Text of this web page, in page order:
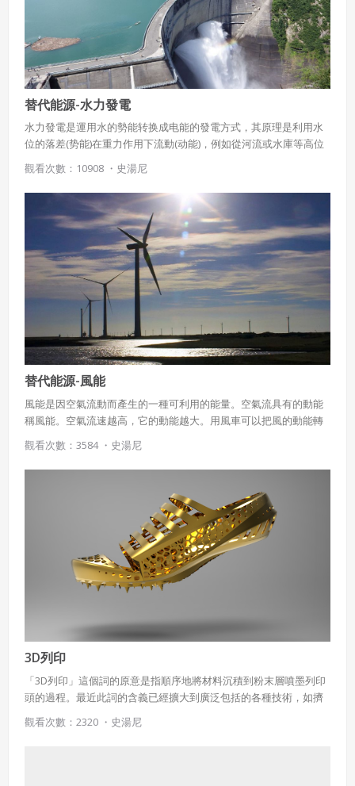
替代能源-水力發電
水力發電是運用水的勢能转换成电能的發電方式，其原理是利用水
位的落差(势能)在重力作用下流動(动能)，例如從河流或水庫等高位
水源引水流至較低位處，流的水流推動輪機使之旋轉，帶動發電機
發電。
觀看次數：10908 ・ 史湯尼
替代能源-風能
風能是因空氣流動而產生的一種可利用的能量。空氣流具有的動能
稱風能。空氣流速越高，它的動能越大。用風車可以把風的動能轉
化為有用的機械能；而用風力發動機可以把風的動能轉化爲有用的
電力，方法是透過傳動軸，將轉子（由以空氣動力推動的扇葉組
成）的旋轉動力傳送至發電機。全世界以風力產生的電力在2008年
時全球風力發電量已增長到佔總用電量3%。風能雖然對大多數國家
而言還不是主要的能源，但在2000年到2015年之間已經成長了二十
觀看次數：3584 ・ 史湯尼
3D列印
「3D列印」這個詞的原意是指順序地將材料沉積到粉末層噴墨列印
頭的過程。最近此詞的含義已經擴大到廣泛包括的各種技術，如擠
壓和燒結過程。技術標準一般使用「增量製造」這個術語來表達這
個廣泛含義，因在科技、醫療甚至衣著上皆有實驗成功的例子，為
觀看次數：2320 ・ 史湯尼
使用 Facebook 帳號登入
使用 Facebook 帳號註冊
使用 Google 帳號註冊
緣會員有意願吉寶知識系統（本系統），經註冊本
系統表示您同意會員合約：
授權內容：係指吉寶系統有限公司（吉寶系統公司）所有或
經授權使用而置放於吉寶知識系統網站或系統內之著作物。
衍生著作：係指就授權內容改作之創作。